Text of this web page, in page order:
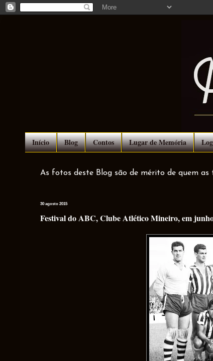
Início Blog Contos Lugar de Memória
As fotos deste Blog são de mérito de quem
30 agosto 2015
Festival do ABC, Clube Atlético Mineiro, em